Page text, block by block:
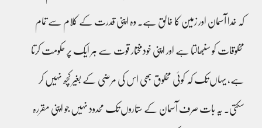
کہ خدا آسمان اور زمین کا خالق ہے۔ وہ اپنی قدرت کے کلام سے تمام
مخلوقات کو سنبھالتا ہے اور اپنی خودمختار قوت سے ہر ایک پر حکومت کرتا
ہے، یہاں تک کہ کوئی مخلوق بھی اس کی مرضی کے بغیر کچھ نہیں کر
سکتی۔ یہ بات صرف آسمان کے ستاروں تک محدود نہیں جو اپنی مقررہ